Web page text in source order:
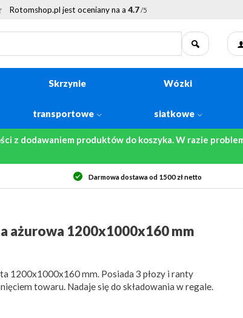
Rotomshop.pl jest oceniany na a 4.7/5
Skrzynie
transportowe
Wózki
siatkowe
z dodawaniem produktów do koszyka. W razie
Darmowa dostawa od 1500 zł netto
ażurowa 1200x1000x160 mm
1200x1000x160 mm. Posiada 3 płozy i ranty
towaru. Nadaje się do składowania w regale.